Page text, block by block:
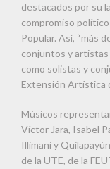
destacados por su
compromiso
Popular. Así, “más
conjuntos y
como solistas y
Extensión Artística
Músicos
Víctor Jara, Isabel
Illimani y
de la UTE, de la